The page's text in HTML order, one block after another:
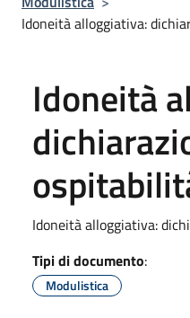
Idoneità alloggiativa:
Idoneità
Idoneità alloggiativa:
Tipi di documento:
Modulistica